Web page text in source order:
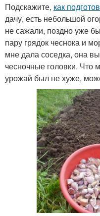
Подскажите, как
дачу, есть небольшой
не сажали, поздно уже
пару грядок чеснока и
мне дала соседка, она
чесночные головки. Что
урожай был не хуже,